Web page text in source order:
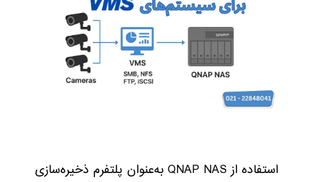
استفاده از QNAP NAS به‌عنوان پلتفرم ذخیره‌سازی